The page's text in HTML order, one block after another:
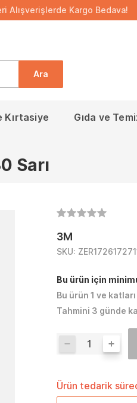
Alışverişlerde Kargo Bedava!
Ara
Kırtasiye Gıda ve
Sarı
3M
SKU:
Bu ürün için
Bu ürün 1 ve
Tahmini 3 günde
Ürün tedarik